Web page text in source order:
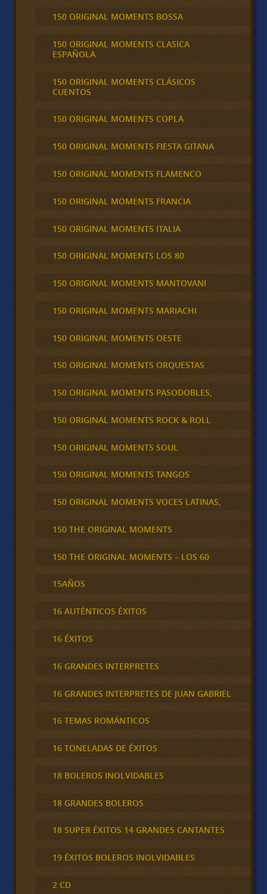
150 ORIGINAL MOMENTS BOSSA
150 ORIGINAL MOMENTS CLASICA
ESPAÑOLA
150 ORIGINAL MOMENTS CLÁSICOS
CUENTOS
150 ORIGINAL MOMENTS COPLA
150 ORIGINAL MOMENTS FIESTA GITANA
150 ORIGINAL MOMENTS FLAMENCO
150 ORIGINAL MOMENTS FRANCIA
150 ORIGINAL MOMENTS ITALIA
150 ORIGINAL MOMENTS LOS 80
150 ORIGINAL MOMENTS MANTOVANI
150 ORIGINAL MOMENTS MARIACHI
150 ORIGINAL MOMENTS OESTE
150 ORIGINAL MOMENTS ORQUESTAS
150 ORIGINAL MOMENTS PASODOBLES,
150 ORIGINAL MOMENTS ROCK & ROLL
150 ORIGINAL MOMENTS SOUL
150 ORIGINAL MOMENTS TANGOS
150 ORIGINAL MOMENTS VOCES LATINAS,
150 THE ORIGINAL MOMENTS
150 THE ORIGINAL MOMENTS – LOS 60
15AÑOS
16 AUTÉNTICOS ÉXITOS
16 ÉXITOS
16 GRANDES INTERPRETES
16 GRANDES INTERPRETES DE JUAN GABRIEL
16 TEMAS ROMÁNTICOS
16 TONELADAS DE ÉXITOS
18 BOLEROS INOLVIDABLES
18 GRANDES BOLEROS
18 SUPER ÉXITOS 14 GRANDES CANTANTES
19 ÉXITOS BOLEROS INOLVIDABLES
2 CD